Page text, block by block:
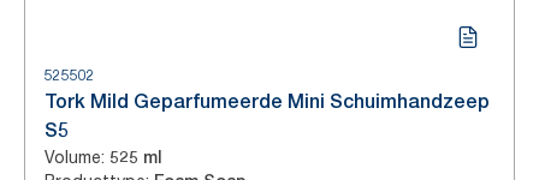
525502
Tork Mild Geparfumeerde Mini Schuimhandzeep
S5
Volume: 525 ml